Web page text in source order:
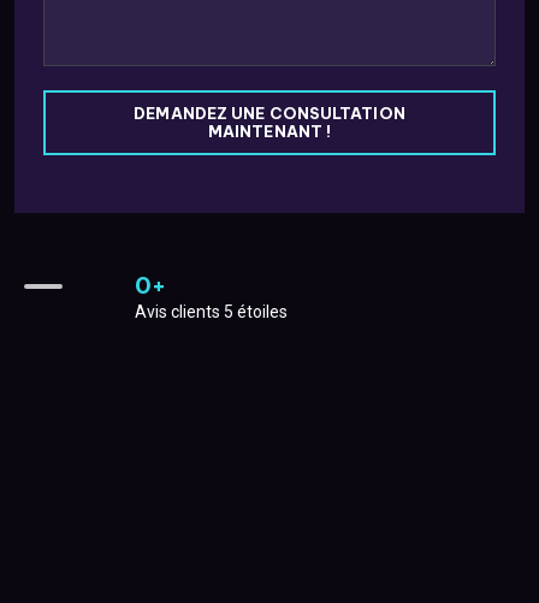
DEMANDEZ UNE CONSULTATION
MAINTENANT !
Avis clients 5 étoiles
0+